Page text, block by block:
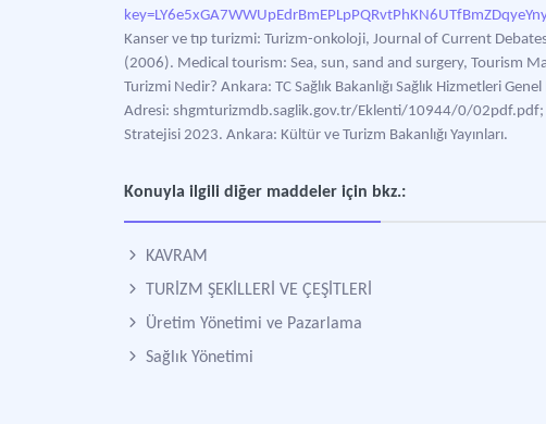
Kanser ve tıp turizmi: Turizm-onkoloji, Journal of Current
(2006). Medical tourism: Sea, sun, sand and surgery, Tourism
Turizmi Nedir? Ankara: TC Sağlık Bakanlığı Sağlık Hizmetleri
Adresi: shgmturizmdb.saglik.gov.tr/Eklenti/10944/0/02pdf.pdf;
Stratejisi 2023. Ankara: Kültür ve Turizm Bakanlığı Yayınları.
Konuyla ilgili diğer maddeler için bkz.:
KAVRAM
TURİZM ŞEKİLLERİ VE ÇEŞİTLERİ
Üretim Yönetimi ve Pazarlama
Sağlık Yönetimi